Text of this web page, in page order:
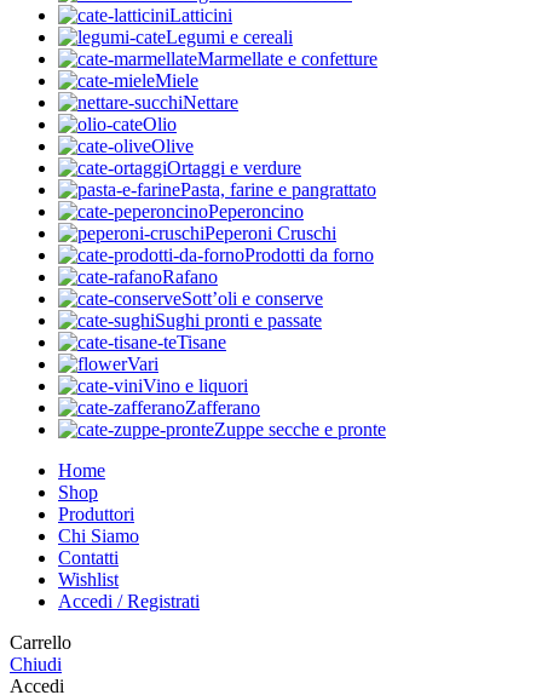
Latticini
Legumi e cereali
Marmellate e confetture
Miele
Nettare
Olio
Olive
Ortaggi e verdure
Pasta, farine e pangrattato
Peperoncino
Peperoni Cruschi
Prodotti da forno
Rafano
Sott’oli e conserve
Sughi pronti e passate
Tisane
Vari
Vino e liquori
Zafferano
Zuppe secche e pronte
Home
Shop
Produttori
Chi Siamo
Contatti
Wishlist
Accedi / Registrati
Carrello
Chiudi
Accedi